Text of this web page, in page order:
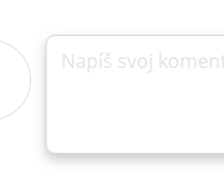
Napíš svoj